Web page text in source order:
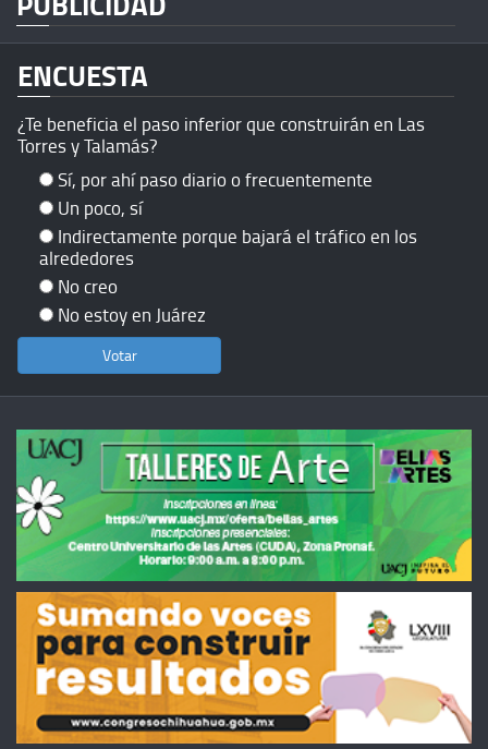
ENCUESTA
¿Te beneficia el paso inferior que construirán en Las
Torres y Talamás?
Sí, por ahí paso diario o frecuentemente
Un poco, sí
Indirectamente porque bajará el tráfico en los
alrededores
No creo
No estoy en Juárez